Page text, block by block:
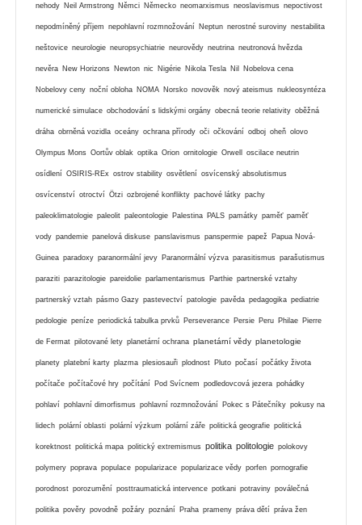
nehody Neil Armstrong Němci Německo neomarxismus neoslavismus nepoctivost
nepodmíněný příjem nepohlavní rozmnožování Neptun nerostné suroviny nestabilita
neštovice neurologie neuropsychiatrie neurovědy neutrina neutronová hvězda
nevěra New Horizons Newton nic Nigérie Nikola Tesla Nil Nobelova cena
Nobelovy ceny noční obloha NOMA Norsko novověk nový ateismus nukleosyntéza
numerické simulace obchodování s lidskými orgány obecná teorie relativity oběžná
dráha obrněná vozidla oceány ochrana přírody oči očkování odboj oheň olovo
Olympus Mons Oortův oblak optika Orion ornitologie Orwell oscilace neutrin
osídlení OSIRIS-REx ostrov stability osvětlení osvícenský absolutismus
osvícenství otroctví Ötzi ozbrojené konflikty pachové látky pachy
paleoklimatologie paleolit paleontologie Palestina PALS památky paměť paměť
vody pandemie panelová diskuse panslavismus panspermie papež Papua Nová-
Guinea paradoxy paranormální jevy Paranormální výzva parasitismus parašutismus
paraziti parazitologie pareidolie parlamentarismus Parthie partnerské vztahy
partnerský vztah pásmo Gazy pastevectví patologie pavěda pedagogika pediatrie
pedologie peníze periodická tabulka prvků Perseverance Persie Peru Philae Pierre
de Fermat pilotované lety planetární ochrana planetární vědy planetologie
planety platební karty plazma plesiosauři plodnost Pluto počasí počátky života
počítače počítačové hry počítání Pod Svícnem podledovcová jezera pohádky
pohlaví pohlavní dimorfismus pohlavní rozmnožování Pokec s Pátečníky pokusy na
lidech polární oblasti polární výzkum polární záře politická geografie politická
korektnost politická mapa politický extremismus politika politologie polokovy
polymery poprava populace popularizace popularizace vědy porfen pornografie
porodnost porozumění posttraumatická intervence potkani potraviny poválečná
politika pověry povodně požáry poznání Praha prameny práva dětí práva žen